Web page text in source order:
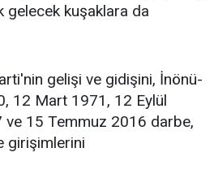
gelecek kuşaklara da
gelişi ve gidişini, İnönü-
12 Mart 1971, 12 Eylül
15 Temmuz 2016 darbe,
girişimlerini